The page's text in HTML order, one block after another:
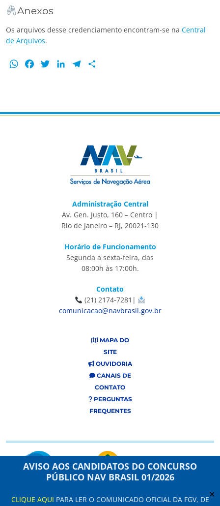
AVISO AOS CANDIDATOS DO CONCURSO
PÚBLICO NAV BRASIL 01/2026
CLIQUE AQUI PARA LER O COMUNICADO OFICIAL DA FGV, DE✕
Anexos
Os arquivos desse credenciamento encontram-se na Central
de Arquivos.
WhatsApp
FacebookTwitterLinkedInTelegram
Administração Central
Av. Gen. Justo, 160 – Centro |
Rio de Janeiro – RJ, 20021-130
Horário de Funcionamento
Segunda a sexta-feira, das
08:00h às 17:00h.
Contato
(21) 2174-7281|
comunicacao@navbrasil.gov.br
MAPA DO
SITE
OUVIDORIA
CANAIS DE
CONTATO
PERGUNTAS
FREQUENTES